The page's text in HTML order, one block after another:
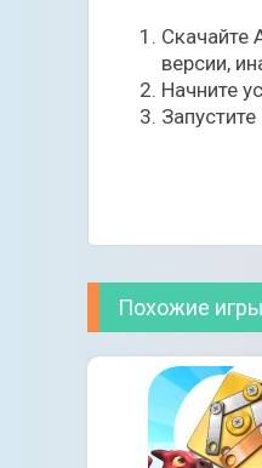
Скачайте
версии,
Начните
Похожие игры